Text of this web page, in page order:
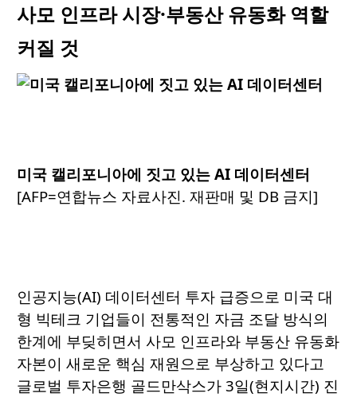
사모 인프라 시장·부동산 유동화 역할
커질 것
미국 캘리포니아에 짓고 있는 AI 데이터센터
[AFP=연합뉴스 자료사진. 재판매 및 DB 금지]
인공지능(AI) 데이터센터 투자 급증으로 미국 대
형 빅테크 기업들이 전통적인 자금 조달 방식의
한계에 부딪히면서 사모 인프라와 부동산 유동화
자본이 새로운 핵심 재원으로 부상하고 있다고
글로벌 투자은행 골드만삭스가 3일(현지시간) 진